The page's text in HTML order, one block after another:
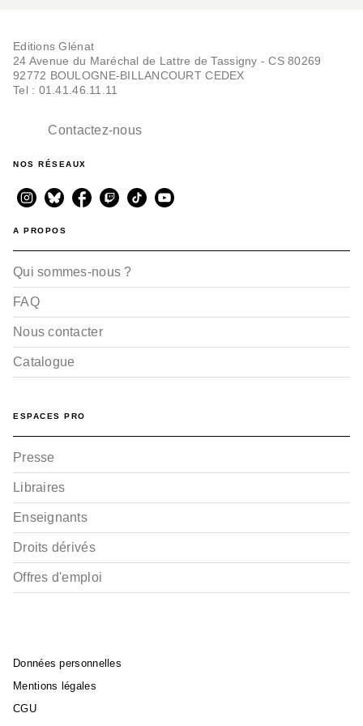
Editions Glénat
24 Avenue du Maréchal de Lattre de Tassigny - CS 80269
92772 BOULOGNE-BILLANCOURT CEDEX
Tel : 01.41.46.11.11
Contactez-nous
NOS RÉSEAUX
A PROPOS
Qui sommes-nous ?
FAQ
Nous contacter
Catalogue
ESPACES PRO
Presse
Libraires
Enseignants
Droits dérivés
Offres d'emploi
Données personnelles
Mentions légales
CGU